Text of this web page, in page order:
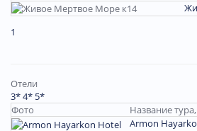
1
Отели
3*4* 5*
Фото
Название
Armon